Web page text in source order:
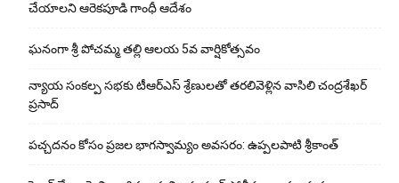
చేయాలని ఆరెకపూడి గాంధీ ఆదేశం
ఘ‌నంగా శ్రీ పోచమ్మ త‌ల్లి ఆలయ 5వ వార్షికోత్సవం
న్యాయ సంక‌ల్ప స‌భ‌కు టీఆర్ఎస్ శ్రేణుల‌తో త‌ర‌లివెళ్లిన వాసిలి చంద్ర‌శేఖ‌ర్
ప్ర‌సాద్
పచ్చదనం కోసం ప్రజల భాగస్వామ్యం అవసరం: ఉప్పలపాటి శ్రీకాంత్